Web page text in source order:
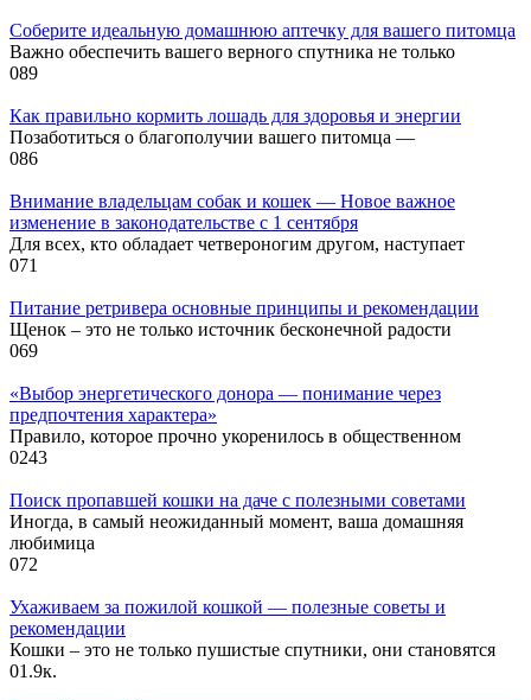
Соберите идеальную домашнюю аптечку для вашего питомца
Важно обеспечить вашего верного спутника не только
089
Как правильно кормить лошадь для здоровья и энергии
Позаботиться о благополучии вашего питомца —
086
Внимание владельцам собак и кошек — Новое важное
изменение в законодательстве с 1 сентября
Для всех, кто обладает четвероногим другом, наступает
071
Питание ретривера основные принципы и рекомендации
Щенок – это не только источник бесконечной радости
069
«Выбор энергетического донора — понимание через
предпочтения характера»
Правило, которое прочно укоренилось в общественном
0243
Поиск пропавшей кошки на даче с полезными советами
Иногда, в самый неожиданный момент, ваша домашняя
любимица
072
Ухаживаем за пожилой кошкой — полезные советы и
рекомендации
Кошки – это не только пушистые спутники, они становятся
01.9к.